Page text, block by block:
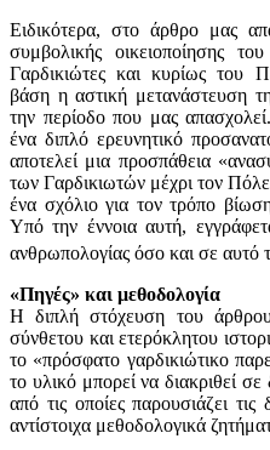
Ειδικότερα, στο άρθρο μας
συμβολικής οικειοποίησης
Γαρδικιώτες και κυρίως του
βάση η αστική μετανάστευση
την περίοδο που μας
ένα διπλό ερευνητικό
αποτελεί μια προσπάθεια
των Γαρδικιωτών μέχρι τον
ένα σχόλιο για τον τρόπο
Υπό την έννοια αυτή,
ανθρωπολογίας όσο και σε αυτό
«Πηγές» και μεθοδολογία
Η διπλή στόχευση του
σύνθετου και ετερόκλητου
το «πρόσφατο γαρδικιώτικο
το υλικό μπορεί να διακριθεί
από τις οποίες παρουσιάζει τις
αντίστοιχα μεθοδολογικά